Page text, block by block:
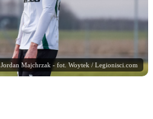
Jordan Majchrzak - fot. Woytek / Legionisci.com